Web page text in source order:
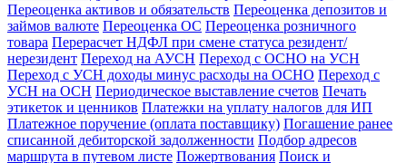
Переоценка активов и обязательств Переоценка депозитов и
займов валюте Переоценка ОС Переоценка розничного
товара Перерасчет НДФЛ при смене статуса резидент/
нерезидент Переход на АУСН Переход с ОСНО на УСН
Переход с УСН доходы минус расходы на ОСНО Переход с
УСН на ОСН Периодическое выставление счетов Печать
этикеток и ценников Платежки на уплату налогов для ИП
Платежное поручение (оплата поставщику) Погашение ранее
списанной дебиторской задолженности Подбор адресов
маршрута в путевом листе Пожертвования Поиск и